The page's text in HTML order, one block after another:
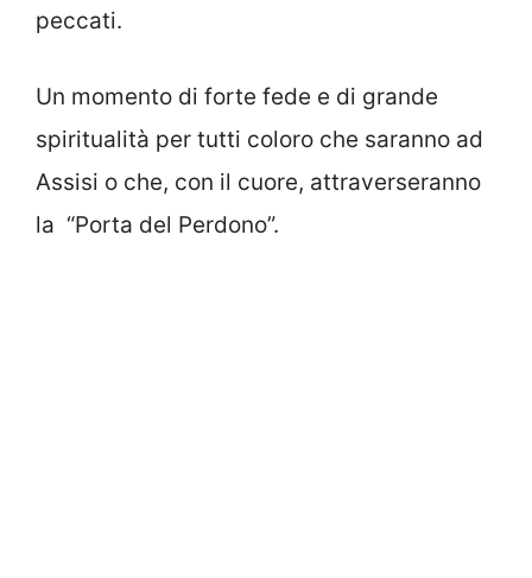
peccati.
Un momento di forte fede e di grande
spiritualità per tutti coloro che saranno ad
Assisi o che, con il cuore, attraverseranno
la “Porta del Perdono”.